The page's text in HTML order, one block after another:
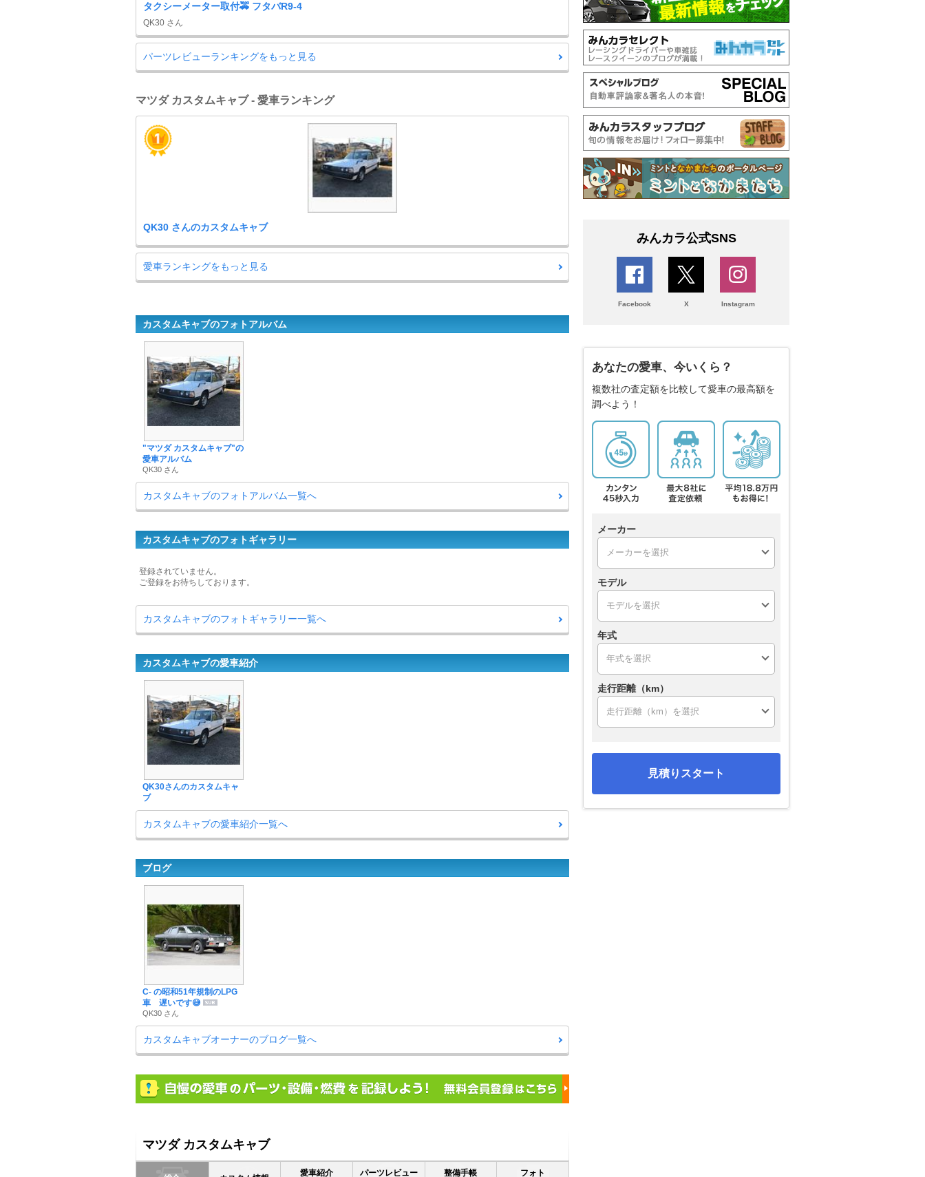
タクシーメーター取付🚕 フタバR9-4
QK30 さん
パーツレビューランキングをもっと見る
マツダ カスタムキャブ - 愛車ランキング
QK30 さんのカスタムキャブ
愛車ランキングをもっと見る
カスタムキャブのフォトアルバム
"マツダ カスタムキャブ"の
愛車アルバム
QK30 さん
カスタムキャブのフォトアルバム一覧へ
カスタムキャブのフォトギャラリー
登録されていません。
ご登録をお待ちしております。
カスタムキャブのフォトギャラリー一覧へ
カスタムキャブの愛車紹介
QK30さんのカスタムキャ
ブ
カスタムキャブの愛車紹介一覧へ
ブログ
C- の昭和51年規制のLPG
車 遅いです😅
QK30 さん
カスタムキャブオーナーのブログ一覧へ
マツダ カスタムキャブ
愛車紹介 パーツレビュー 整備手帳 フォト
みんカラ公式SNS
Facebook X Instagram
あなたの愛車、今いくら？
複数社の査定額を比較して愛車の最高額を
調べよう！
メーカー
モデル
年式
走行距離（km）
見積りスタート